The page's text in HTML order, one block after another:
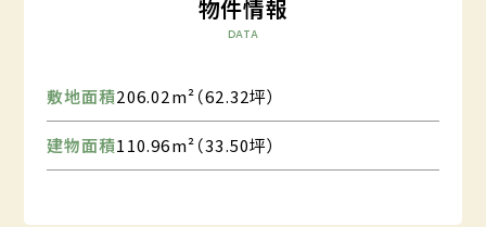
物件情報
DATA
敷地面積206.02m²（62.32坪）
建物面積110.96m²（33.50坪）